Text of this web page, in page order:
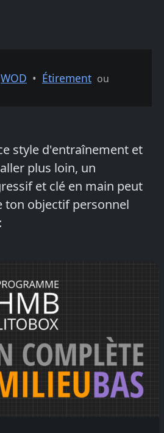
WOD • Étirement ou
style d'entraînement et
plus loin, un
et clé en main peut
ton objectif personnel